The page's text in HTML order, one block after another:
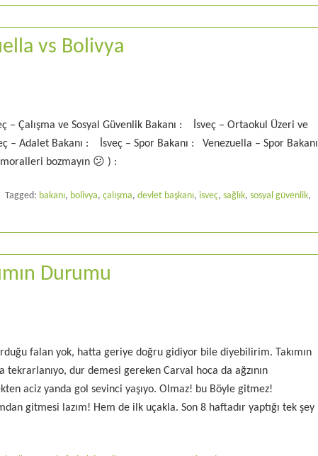
vs Bolivya
– Çalışma ve Sosyal Güvenlik Bakanı : İsveç – Ortaokul Üzeri ve
– Adalet Bakanı : İsveç – Spor Bakanı : Venezuella – Spor Bakanı
bozmayın 😕 ) :
Tagged: bakanı, bolivya, çalışma, devlet başkanı, isveç, sağlık, sosyal güvenlik,
Durumu
falan yok, hatta geriye doğru gidiyor bile diyebilirim. Takımın
tekrarlanıyo, dur demesi gereken Carval hoca da ağzının
aciz yanda gol sevinci yaşıyo. Olmaz! bu Böyle gitmez!
gitmesi lazım! Hem de ilk uçakla. Son 8 haftadır yaptığı tek şey